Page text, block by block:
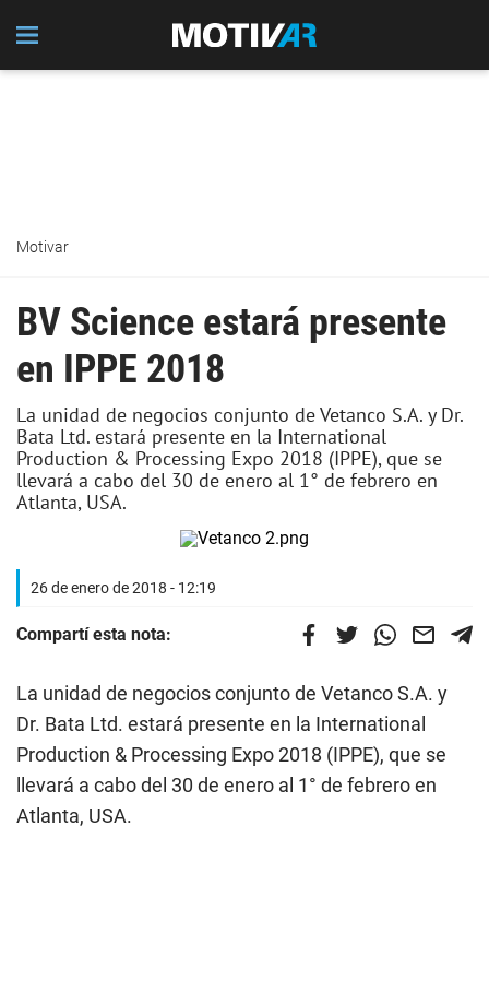
Motivar
BV Science estará presente
en IPPE 2018
La unidad de negocios conjunto de Vetanco S.A. y Dr.
Bata Ltd. estará presente en la International
Production & Processing Expo 2018 (IPPE), que se
llevará a cabo del 30 de enero al 1° de febrero en
Atlanta, USA.
26 de enero de 2018 - 12:19
Compartí esta nota:
La unidad de negocios conjunto de Vetanco S.A. y
Dr. Bata Ltd. estará presente en la International
Production & Processing Expo 2018 (IPPE), que se
llevará a cabo del 30 de enero al 1° de febrero en
Atlanta, USA.